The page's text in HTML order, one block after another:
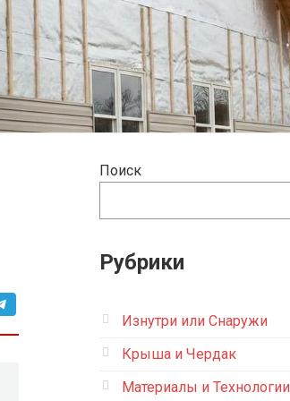
Поиск
Рубрики
Изнутри или Снаружи
Крыша и Чердак
Материалы и Технологии